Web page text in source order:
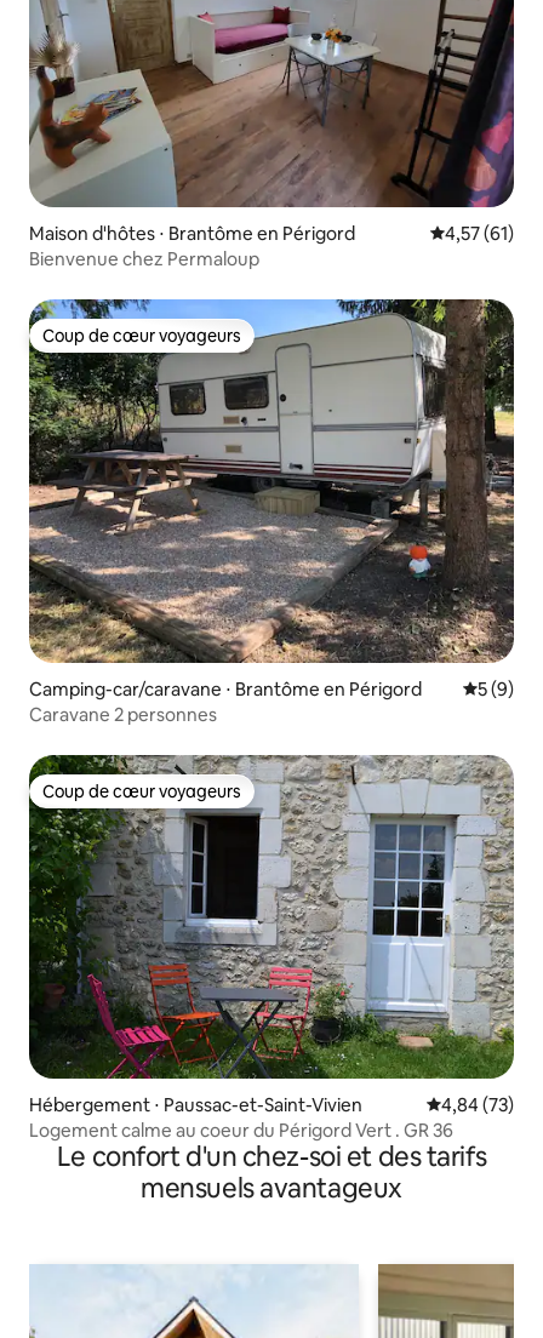
Maison d'hôtes ⋅ Brantôme en Périgord Évaluation
4,57 (61)
Bienvenue chez Permaloup
Coup de cœur voyageurs
Coup de cœur voyageurs
Camping-car/caravane ⋅ Brantôme en Périgord
5 (9)
Caravane 2 personnes
Coup de cœur voyageurs
Coup de cœur voyageurs
Hébergement ⋅ Paussac-et-Saint-Vivien Évaluation
4,84 (73)
Logement calme au coeur du Périgord Vert . GR 36
Le confort d'un chez-soi et des tarifs
mensuels avantageux